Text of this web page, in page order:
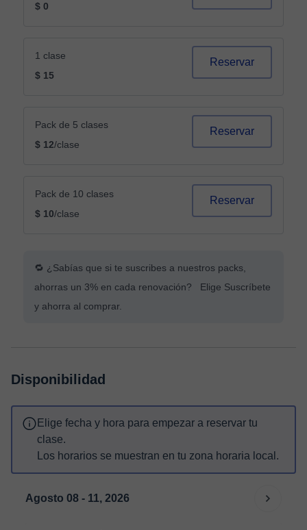
$ 0
1 clase
$ 15
Reservar
Pack de 5 clases
$ 12/clase
Reservar
Pack de 10 clases
$ 10/clase
Reservar
🔁 ¿Sabías que si te suscribes a nuestros packs,
ahorras un 3% en cada renovación? Elige Suscríbete
y ahorra al comprar.
Disponibilidad
Elige fecha y hora para empezar a reservar tu
clase.
Los horarios se muestran en tu zona horaria local.
Agosto 08 - 11, 2026